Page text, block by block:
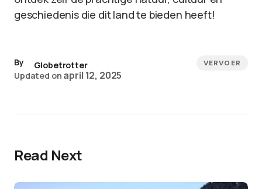
geschiedenis die dit land te bieden heeft!
By
Globetrotter
Updated on april 12, 2025
VERVOER
Read Next